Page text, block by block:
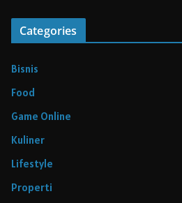
Categories
Bisnis
Food
Game Online
Kuliner
Lifestyle
Properti